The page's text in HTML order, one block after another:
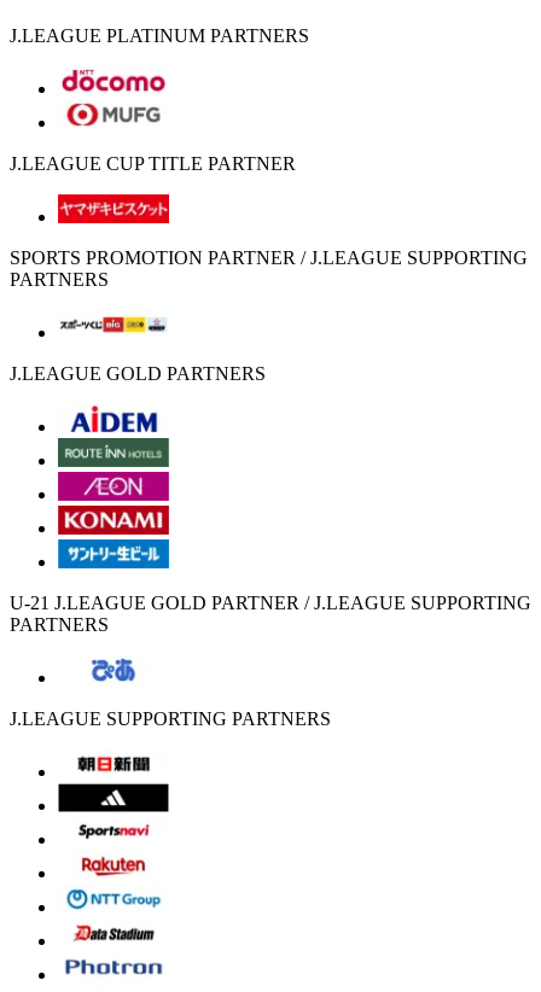
J.LEAGUE PLATINUM PARTNERS
J.LEAGUE CUP TITLE PARTNER
SPORTS PROMOTION PARTNER / J.LEAGUE SUPPORTING
PARTNERS
J.LEAGUE GOLD PARTNERS
U-21 J.LEAGUE GOLD PARTNER / J.LEAGUE SUPPORTING
PARTNERS
J.LEAGUE SUPPORTING PARTNERS